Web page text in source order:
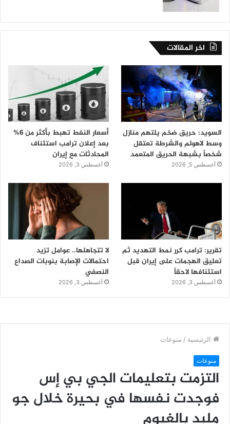
اخر المقالات
السويد: حريق ضخم يلتهم منازل
وسط لاهولم والشرطة تعتقل
شخصاً بشبهة الحريق المتعمد
أغسطس 5, 2026
أسعار النفط تهبط بأكثر من 6%
بعد إعلان ترامب استئناف
المحادثات مع إيران
أغسطس 3, 2026
تقرير: ترامب كرر نمط التهديد ثم
تعليق الهجمات على إيران قبل
استئنافها لاحقاً
أغسطس 3, 2026
لا تتجاهلها.. عوامل تزيد
احتمالات الإصابة بنوبات الصداع
النصفي
أغسطس 3, 2026